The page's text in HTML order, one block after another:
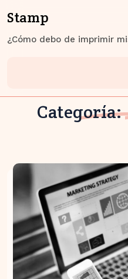
to
content
Stamp
¿Cómo debo de imprimir
Categoría: